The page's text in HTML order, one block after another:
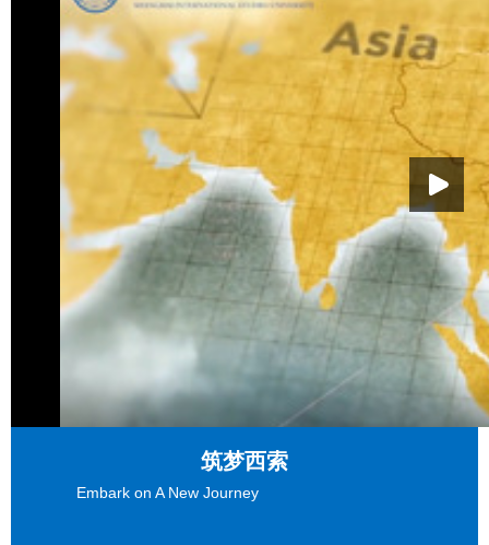
筑梦西索
Embark on A New Journey